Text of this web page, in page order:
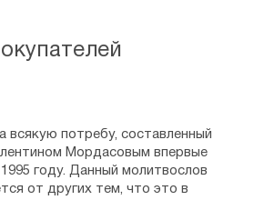
ко Господу, Пресвятой
(чтомая
345
о помощи во спасение
всякую потребу, составленный
Мордасовым впервые
году. Данный молитвослов
от других тем, что это в